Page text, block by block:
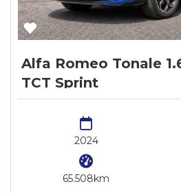
Alfa Romeo Tonale
TCT Sprint
2024
65.508km